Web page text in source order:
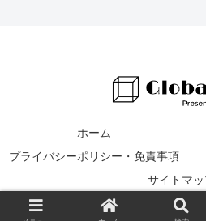
ホーム
プライバシーポリシー・免責事項
サイトマ
© 2016 Global